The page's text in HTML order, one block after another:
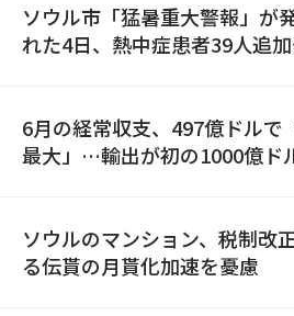
ソウル市「猛暑重大警報」が
れた4日、熱中症患者39人追
6月の経常収支、497億ドルで
最大」…輸出が初の1000億ド
ソウルのマンション、税制改
る伝貰の月貰化加速を憂慮